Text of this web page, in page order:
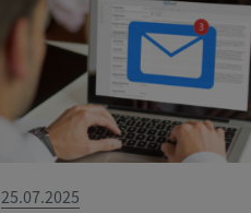
25.07.2025